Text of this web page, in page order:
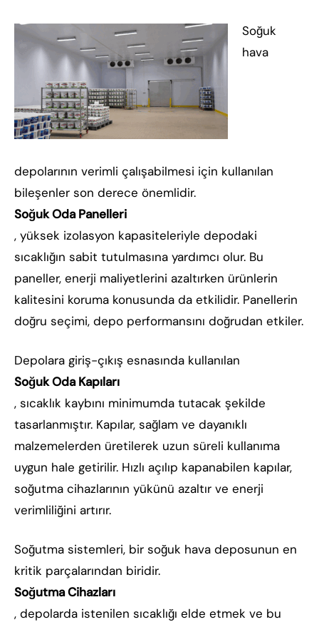
Soğuk
hava
depolarının verimli çalışabilmesi için kullanılan
bileşenler son derece önemlidir.
Soğuk Oda Panelleri
, yüksek izolasyon kapasiteleriyle depodaki
sıcaklığın sabit tutulmasına yardımcı olur. Bu
paneller, enerji maliyetlerini azaltırken ürünlerin
kalitesini koruma konusunda da etkilidir. Panellerin
doğru seçimi, depo performansını doğrudan etkiler.
Depolara giriş-çıkış esnasında kullanılan
Soğuk Oda Kapıları
, sıcaklık kaybını minimumda tutacak şekilde
tasarlanmıştır. Kapılar, sağlam ve dayanıklı
malzemelerden üretilerek uzun süreli kullanıma
uygun hale getirilir. Hızlı açılıp kapanabilen kapılar,
soğutma cihazlarının yükünü azaltır ve enerji
verimliliğini artırır.
Soğutma sistemleri, bir soğuk hava deposunun en
kritik parçalarından biridir.
Soğutma Cihazları
, depolarda istenilen sıcaklığı elde etmek ve bu